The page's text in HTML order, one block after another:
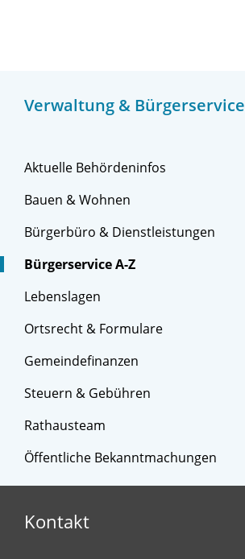
Verwaltung & Bürgerservice
Aktuelle Behördeninfos
Bauen & Wohnen
Bürgerbüro & Dienstleistungen
Bürgerservice A-Z
Lebenslagen
Ortsrecht & Formulare
Gemeindefinanzen
Steuern & Gebühren
Rathausteam
Öffentliche Bekanntmachungen
Kontakt